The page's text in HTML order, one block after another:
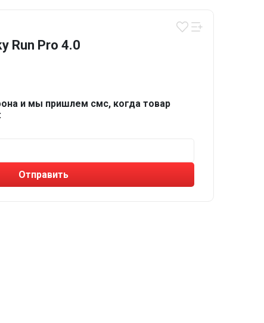
Run Pro 4.0
и мы пришлем смс, когда товар
Отправить